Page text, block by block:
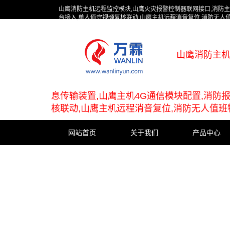
山鹰消防主机远程监控模块,山鹰火灾报警控制器联网接口,消防
台接入,单人值守视频复核联动,山鹰主机远程消音复位,消防无人
山鹰消防主
息传输装置,山鹰主机4G通信模块配置,消防
核联动,山鹰主机远程消音复位,消防无人值
网站首页 关于我们 产品中心